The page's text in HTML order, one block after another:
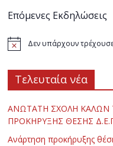
Επόμενες Εκδηλώσεις
Δεν υπάρχουν
Τελευταία νέα
ΑΝΩΤΑΤΗ ΣΧΟΛΗ
ΠΡΟΚΗΡΥΞΗΣ ΘΕΣΗΣ
Ανάρτηση προκήρυξης